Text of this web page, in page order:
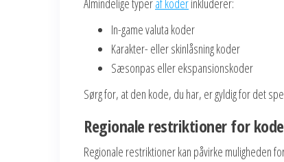
Almindelige typeraf koderinkluderer:
In-game valuta koder
Karakter- eller skinlåsning koder
Sæsonpas eller ekspansionskoder
Sørg for, at den kode, du har, er gyldig for det
Regionale restriktioner for
Regionale restriktioner kan påvirke muligheden